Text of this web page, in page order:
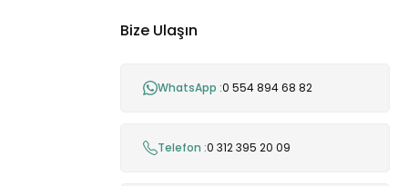
Bize Ulaşın
WhatsApp :0 554 894 68 82
Telefon :0 312 395 20 09